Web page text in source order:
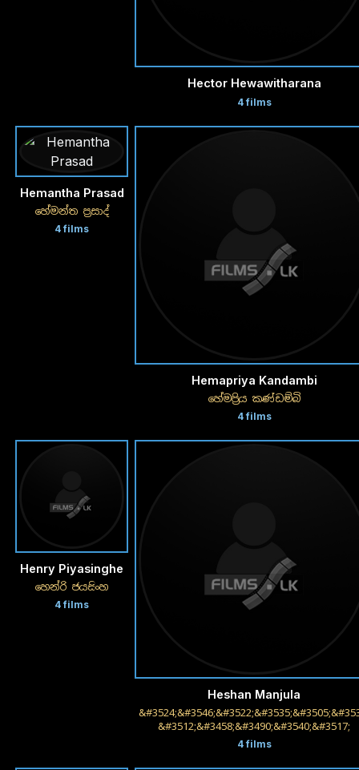
Hector Hewawitharana
4 films
Hemantha Prasad
හේමන්ත ප්‍රසාද්
4 films
Hemapriya Kandambi
හේමප්‍රිය කණ්ඩම්බි
4 films
Henry Piyasinghe
හෙන්රි ජයසිංහ
4 films
Heshan Manjula
&#3512;&#3458;&#3490;&#3540;&#3517;
4 films